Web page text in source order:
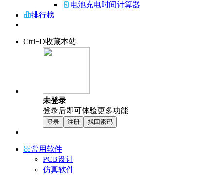
电池充电时间计算器
排行榜
Ctrl+D收藏本站
未登录
登录后即可体验更多功能
登录 注册 找回密码
常用软件
PCB设计
仿真软件